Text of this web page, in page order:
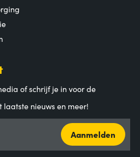
of schrijf je in voor de
laatste nieuws en meer!
Aanmelden